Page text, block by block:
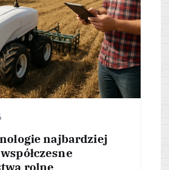
najbardziej
rolne